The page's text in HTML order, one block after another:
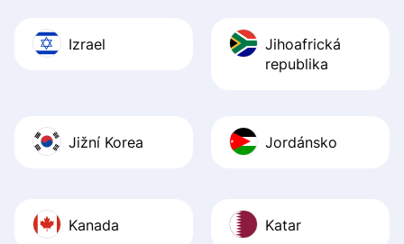
Izrael
Jihoafrická
republika
Jižní Korea Jordánsko
Kanada Katar